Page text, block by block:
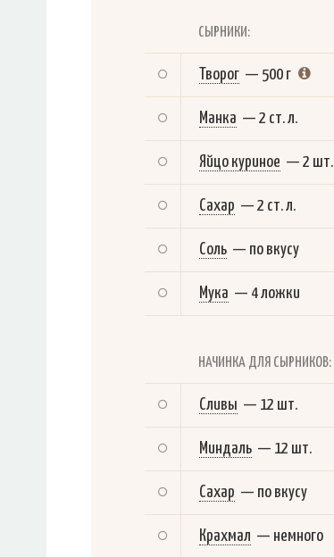
СЫРНИКИ:
Творог — 500 г
Манка — 2 ст. л.
Яйцо куриное — 2 шт.
Сахар — 2 ст. л.
Соль — по вкусу
Мука — 4 ложки
НАЧИНКА ДЛЯ СЫРНИКОВ:
Сливы — 12 шт.
Миндаль — 12 шт.
Сахар — по вкусу
Крахмал — немного